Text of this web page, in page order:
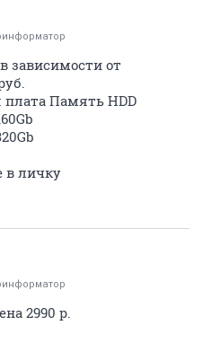
зависимости от
Память HDD
в личку
2990 р.